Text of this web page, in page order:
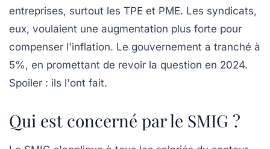
entreprises, surtout les TPE et PME. Les syndicats,
eux, voulaient une augmentation plus forte pour
compenser l'inflation. Le gouvernement a tranché à
5%, en promettant de revoir la question en 2024.
Spoiler : ils l'ont fait.
Qui est concerné par le SMIG ?